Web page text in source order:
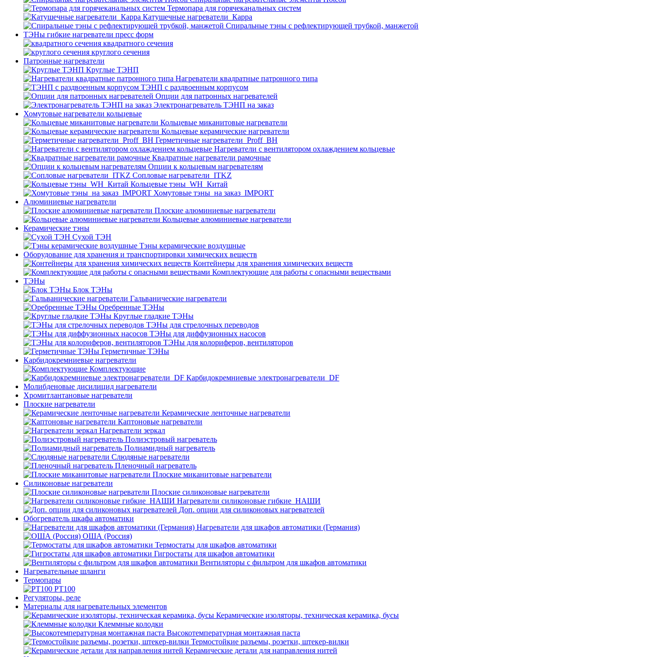
Термопара для горячеканальных систем
Катушечные нагреватели_Карра
Спиральные тэны с рефлектирующей трубкой, манжетой
ТЭНы гибкие нагреватели пресс форм
квадратного сечения
круглого сечения
Патронные нагреватели
Круглые ТЭНП
Нагреватели квадратные патронного типа
ТЭНП с раздвоенным корпусом
Опции для патронных нагревателей
Электронагреватель ТЭНП на заказ
Хомутовые нагреватели кольцевые
Кольцевые миканитовые нагреватели
Кольцевые керамические нагреватели
Герметичные нагреватели_Proff_BH
Нагреватели с вентилятором охлаждением кольцевые
Квадратные нагреватели рамочные
Опции к кольцевым нагревателям
Cопловые нагреватели_ITKZ
Кольцевые тэны_WH_Китай
Хомутовые тэны_на заказ_IMPORT
Алюминиевые нагреватели
Плоские алюминиевые нагреватели
Кольцевые алюминиевые нагреватели
Керамические тэны
Сухой ТЭН
Тэны керамические воздушные
Оборудование для хранения и транспортировки химических веществ
Контейнеры для хранения химических веществ
Комплектующие для работы с опасными веществами
ТЭНы
Блок ТЭНы
Гальванические нагреватели
Оребренные ТЭНы
Круглые гладкие ТЭНы
ТЭНы для стрелочных переводов
ТЭНы для диффузионных насосов
ТЭНы для колориферов, вентиляторов
Герметичные ТЭНы
Карбидокремниевые нагреватели
Комплектующие
Карбидокремниевые электронагреватели_DF
Молибденовые дисилицид нагреватели
Хромитлантановые нагреватели
Плоские нагреватели
Керамические ленточные нагреватели
Каптоновые нагреватели
Нагреватели зеркал
Полиэстровый нагреватель
Полиамидный нагреватель
Слюдяные нагреватели
Пленочный нагреватель
Плоские миканитовые нагреватели
Силиконовые нагреватели
Плоские силиконовые нагреватели
Нагреватели силиконовые гибкие_НАШИ
Доп. опции для силиконовых нагревателей
Обогреватель шкафа автоматики
Нагреватели для шкафов автоматики (Германия)
ОША (Россия)
Термостаты для шкафов автоматики
Гигростаты для шкафов автоматики
Вентиляторы с фильтром для шкафов автоматики
Нагревательные шланги
Термопары
PT100
Регуляторы, реле
Материалы для нагревательных элементов
Керамические изоляторы, техническая керамика, бусы
Клеммные колодки
Высокотемпературная монтажная паста
Термостойкие разъемы, розетки, штекер-вилки
Керамические детали для направления нитей